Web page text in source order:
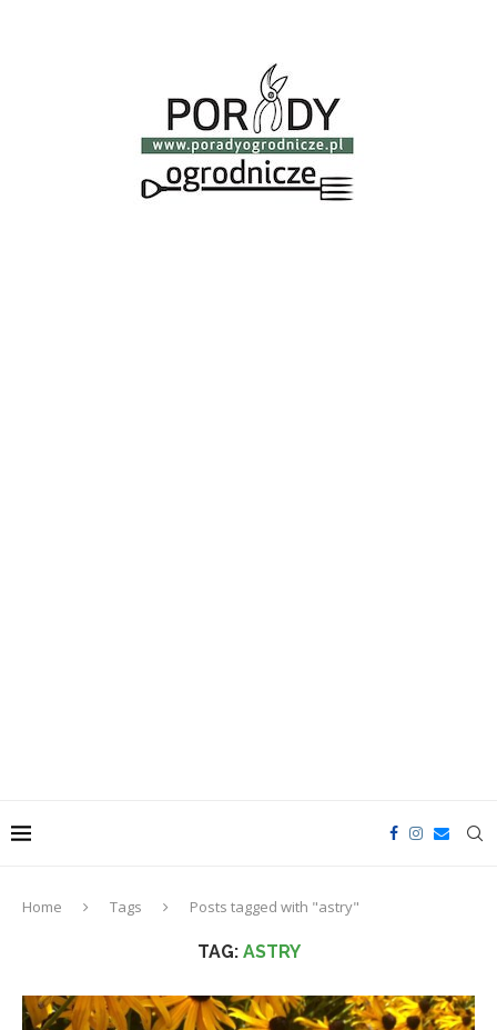
Home Tags Posts tagged with "astry"
TAG: ASTRY